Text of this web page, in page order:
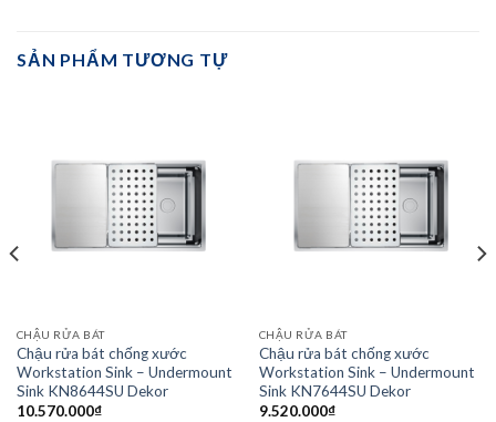
SẢN PHẨM TƯƠNG TỰ
CHẬU RỬA BÁT
Chậu rửa bát chống xước
Workstation Sink – Undermount
Sink KN8644SU Dekor
10.570.000₫
CHẬU RỬA BÁT
Chậu rửa bát chống xước
Workstation Sink – Undermount
Sink KN7644SU Dekor
9.520.000₫